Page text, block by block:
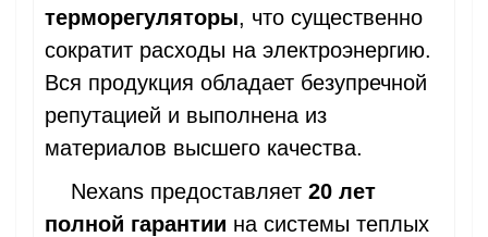
терморегуляторы, что существенно
сократит расходы на электроэнергию.
Вся продукция обладает безупречной
репутацией и выполнена из
материалов высшего качества.
Nexans предоставляет 20 лет
полной гарантии на системы теплых